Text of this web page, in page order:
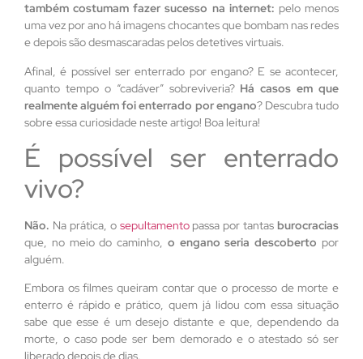
também costumam fazer sucesso na internet: pelo menos
uma vez por ano há imagens chocantes que bombam nas redes
e depois são desmascaradas pelos detetives virtuais.
Afinal, é possível ser enterrado por engano? E se acontecer,
quanto tempo o “cadáver” sobreviveria? Há casos em que
realmente alguém foi enterrado por engano? Descubra tudo
sobre essa curiosidade neste artigo! Boa leitura!
É possível ser enterrado
vivo?
Não. Na prática, o sepultamento passa por tantas burocracias
que, no meio do caminho, o engano seria descoberto por
alguém.
Embora os filmes queiram contar que o processo de morte e
enterro é rápido e prático, quem já lidou com essa situação
sabe que esse é um desejo distante e que, dependendo da
morte, o caso pode ser bem demorado e o atestado só ser
liberado depois de dias.